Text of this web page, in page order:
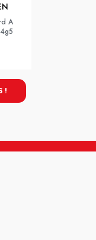
A
!